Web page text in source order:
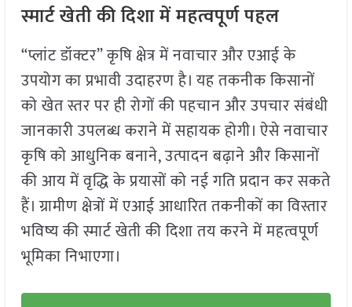
स्मार्ट खेती की दिशा में महत्वपूर्ण पहल
“प्लांट डॉक्टर” कृषि क्षेत्र में नवाचार और एआई के
उपयोग का प्रभावी उदाहरण है। यह तकनीक किसानों
को खेत स्तर पर ही रोगों की पहचान और उपचार संबंधी
जानकारी उपलब्ध कराने में सहायक होगी। ऐसे नवाचार
कृषि को आधुनिक बनाने, उत्पादन बढ़ाने और किसानों
की आय में वृद्धि के प्रयासों को नई गति प्रदान कर सकते
हैं। ग्रामीण क्षेत्रों में एआई आधारित तकनीकों का विस्तार
भविष्य की स्मार्ट खेती की दिशा तय करने में महत्वपूर्ण
भूमिका निभाएगा।